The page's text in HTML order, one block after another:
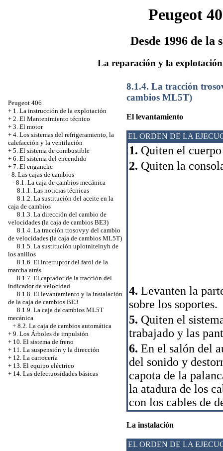
Peugeot
Desde 1996 de la
La reparación y la
Peugeot 406
+ 1. La instrucción de la explotación
+ 2. El Mantenimiento técnico
+ 3. El motor
+ 4. Los sistemas del refrigeramiento, la
calefacción y la ventilación
+ 5. El sistema de combustible
+ 6. El sistema del encendido
+ 7. El enganche
- 8. Las cajas de cambios
- 8.1. La caja de cambios mecánica
8.1.1. Las noticias técnicas
8.1.2. La sustitución del aceite en la
caja de cambios
8.1.3. La dirección del cambio de
velocidades (la caja de cambios BE3)
8.1.4. La tracción trosovyy del cambio
de velocidades (la caja de cambios ML5T)
8.1.5. La sustitución uplotnitelnyh de
los anillos
8.1.6. El interruptor del farol de la
marcha atrás
8.1.7. El captador de la tracción del
indicador de velocidad
8.1.8. El levantamiento y la instalación
de la caja de cambios ВЕ3
8.1.9. La caja de cambios ML5T
mecánica
+ 8.2. La caja de cambios automática
+ 9. Los Árboles de impulsión
+ 10. El sistema de freno
+ 11. La suspensión y la dirección
+ 12. La carrocería
+ 13. El equipo eléctrico
+ 14. Las defectuosidades básicas
8.1.4. La tracción
cambios ML5T)
El levantamiento
EL ORDEN DE LA
1. Quiten el
2. Quiten la
4. Levanten la
sobre los soportes.
5. Quiten el
trabajado y las
6. En el salón del
del sonido y
capota de la
la atadura de los
con los cables de
La instalación
EL ORDEN DE LA